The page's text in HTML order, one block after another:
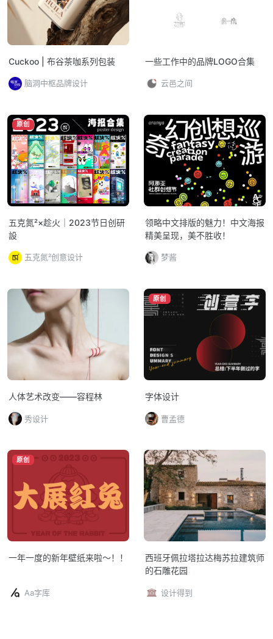
Cuckoo | 布谷茶咖系列包装
脑洞中枢品牌设计
一些工作中的品牌LOGO合集
云邑之间
原创
五克氮²×趁火｜2023节日创研
設
五克氮²创意设计
领略中文排版的魅力！中文海报
精美呈现，美不胜收！
梦酱
人体艺术改变——容程林
秀设计
原创
字体设计
曹孟德
原创
一年一度的新年壁纸来啦～！！
Aa字库
西班牙佩拉塔拉达梅苏拉建筑师
的石雕花园
设计得到